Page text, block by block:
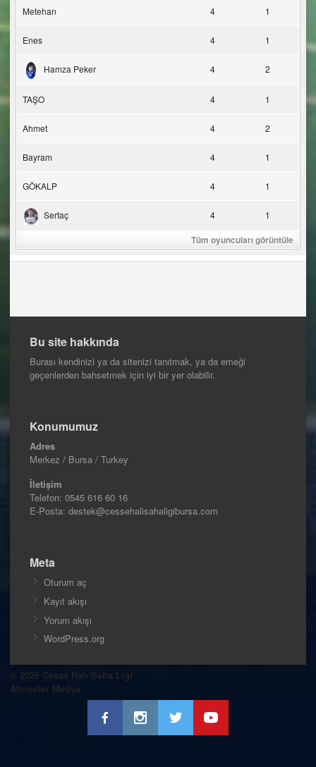
Metehan 4 1
Enes 4 1
Hamza Peker 4 2
TAŞO 4 1
Ahmet 4 2
Bayram 4 1
GÖKALP 4 1
Sertaç 4 1
Tüm oyuncuları görüntüle
Bu site hakkında
Burası kendinizi ya da sitenizi tanıtmak, ya da emeği
geçenlerden bahsetmek için iyi bir yer olabilir.
Konumumuz
Adres
Merkez / Bursa / Turkey
İletişim
Telefon: 0545 616 60 16
E-Posta: destek@cessehalisahaligibursa.com
Meta
Oturum aç
Kayıt akışı
Yorum akışı
WordPress.org
© 2026 Cesse Halı Saha Ligi
Atmosfer Medya